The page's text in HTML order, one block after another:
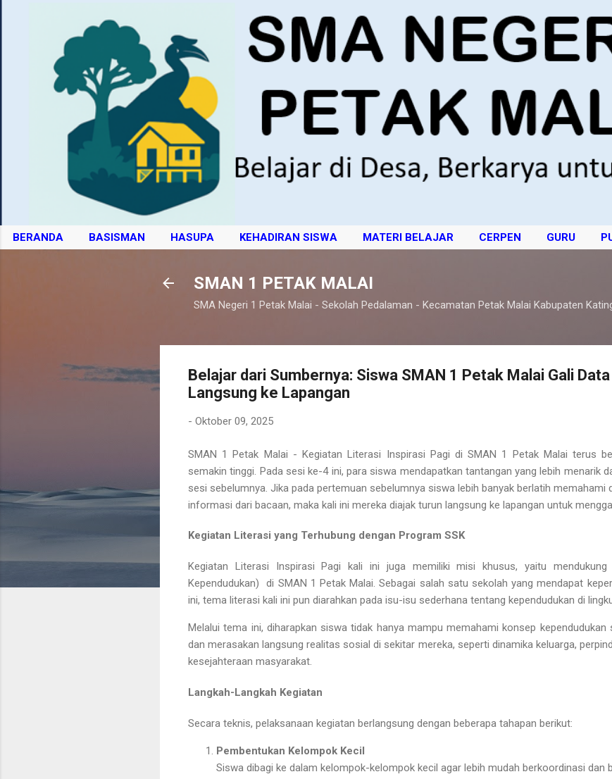
BERANDA BASISMAN HASUPA KEHADIRAN SISWA MATERI BELAJAR CERPEN GURU
Langsung ke konten utama
SMAN 1 PETAK MALAI
SMA Negeri 1 Petak Malai - Sekolah Pedalaman - Kecamatan Petak Malai Kabupaten
Belajar dari Sumbernya: Siswa SMAN 1 Petak Malai Gali
Langsung ke Lapangan
- Oktober 09, 2025
SMAN 1 Petak Malai - KegiatanLiterasi Inspirasi Pagi diSMAN 1 Petak Malai terus
semakin tinggi. Pada sesi ke-4ini, para siswa mendapatkan tantangan yang lebih menarik
sesi sebelumnya. Jika pada pertemuan sebelumnya siswa lebih banyak berlatih memahami
informasi dari bacaan, maka kali ini mereka diajak turun langsung ke lapangan untuk
Kegiatan Literasi yang Terhubung dengan Program SSK
Kegiatan Literasi Inspirasi Pagi kali ini juga memiliki misi khusus, yaitu
Kependudukan) di SMAN 1 Petak Malai. Sebagai salah satu sekolah yang mendapat
ini, tema literasi kali ini pun diarahkan pada isu-isu sederhana tentang kependudukan di
Melalui tema ini, diharapkan siswa tidak hanya mampu memahami konsep
dan merasakan langsung realitas sosial di sekitar mereka, seperti dinamika keluarga,
kesejahteraan masyarakat.
Langkah-Langkah Kegiatan
Secara teknis, pelaksanaan kegiatan berlangsung dengan beberapa tahapan berikut:
Pembentukan Kelompok Kecil
Siswa dibagi ke dalam kelompok-kelompok kecil agar lebih mudah berkoordinasi dan